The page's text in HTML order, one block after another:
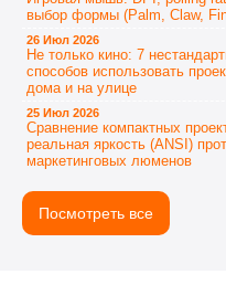
выбор формы (Palm, Claw,
26 Июл 2026
Не только кино: 7
способов использовать
дома и на улице
25 Июл 2026
Сравнение компактных
реальная яркость (ANSI)
маркетинговых люменов
Посмотреть все